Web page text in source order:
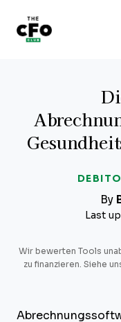
By
Last
Wir bewerten Tools
zu finanzieren. Siehe